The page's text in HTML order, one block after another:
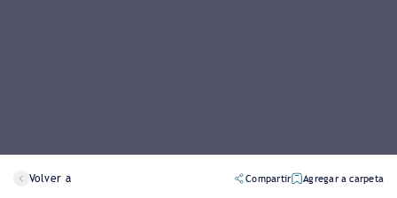
Volver a Compartir Agregar a carpeta